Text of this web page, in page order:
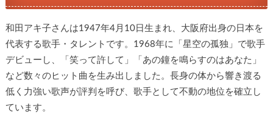
和田アキ子さんは1947年4月10日生まれ、大阪府出身の日本を
代表する歌手・タレントです。1968年に「星空の孤独」で歌手
デビューし、「笑って許して」「あの鐘を鳴らすのはあなた」
など数々のヒット曲を生み出しました。長身の体から響き渡る
低く力強い歌声が評判を呼び、歌手として不動の地位を確立し
ています。